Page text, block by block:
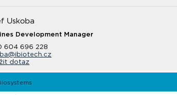
Uskoba
Development Manager
604 696 228
dotaz